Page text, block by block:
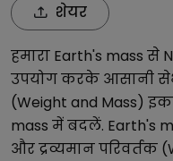
शेयर
हमारा Earth's mass से
उपयोग करके आसानी से
(Weight and Mass)
mass में बदलें. Earth's
और द्रव्यमान परिवर्तक